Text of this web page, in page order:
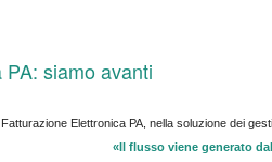
siamo avanti
Fatturazione Elettronica PA, nella soluzione dei
«Il flusso viene generato